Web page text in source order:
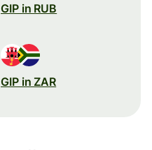
GIP in RUB
GIP in ZAR